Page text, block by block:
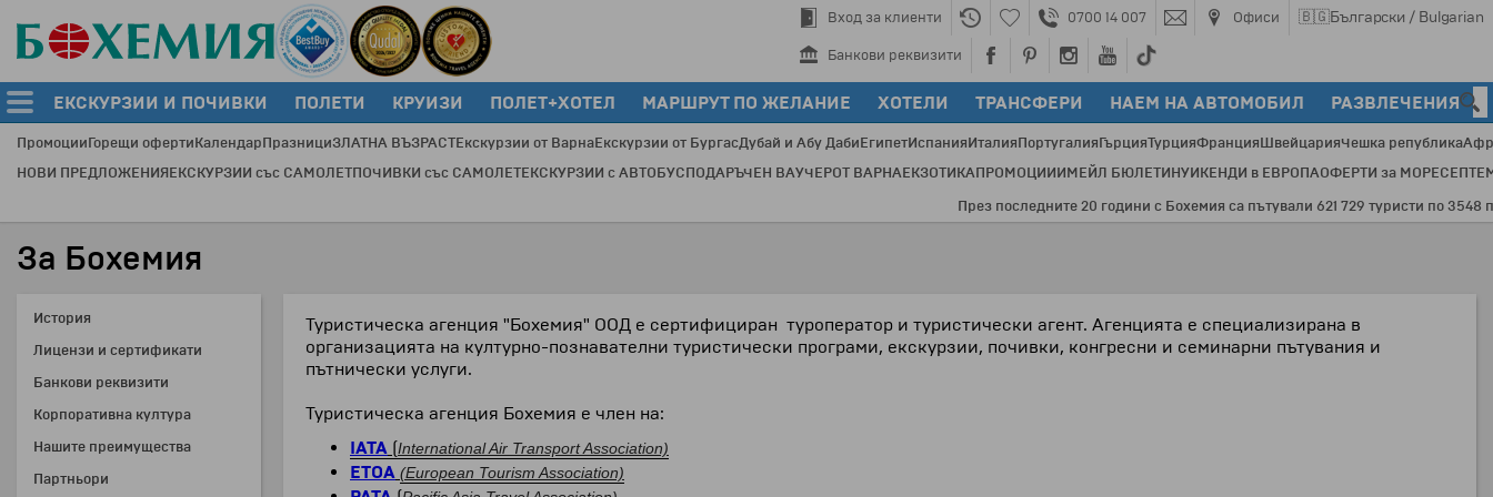
Вход за клиенти 0700 14 007 Офиси 🇧🇬Български / Bulgarian
Банкови реквизити
ЕКСКУРЗИИ И ПОЧИВКИ ПОЛЕТИ КРУИЗИ ПОЛЕТ+ХОТЕЛ МАРШРУТ ПО ЖЕЛАНИЕ ХОТЕЛИ ТРАНСФЕРИ НАЕМ НА АВТОМОБИЛ РАЗВЛЕЧЕНИЯ
ПромоцииГорещи офертиКалендарПразнициЗЛАТНА ВЪЗРАСТЕкскурзии от ВарнаЕкскурзии от БургасДубай и Абу ДабиЕгипетИспанияИталияПортугалияГърцияТурцияФранцияШвейцарияЧешка република
НОВИ ПРЕДЛОЖЕНИЯЕКСКУРЗИИ със САМОЛЕТПОЧИВКИ със САМОЛЕТЕКСКУРЗИИ с АВТОБУСПОДАРЪЧЕН ВАУЧЕРОТ ВАРНАЕКЗОТИКАПРОМОЦИИИМЕЙЛ БЮЛЕТИНУИКЕНДИ в ЕВРОПАОФЕРТИ за МОРЕ
През последните 20 години с Бохемия са пътували 621 729 туристи по 3548
За Бохемия
История
Лицензи и сертификати
Банкови реквизити
Корпоративна култура
Нашите преимущества
Партньори
Туристическа агенция "Бохемия" ООД е сертифициран туроператор и туристически агент. Агенцията е специализирана в
организацията на културно-познавателни туристически програми, екскурзии, почивки, конгресни и семинарни пътувания и
пътнически услуги.
Туристическа агенция Бохемия е член на:
IATA (International Air Transport Association)
ETOA (European Tourism Association)